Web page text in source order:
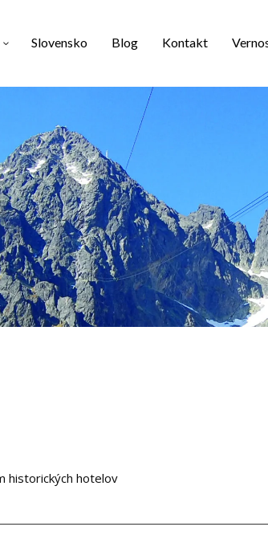
3 Slovensko Blog Kontakt
historických hotelov